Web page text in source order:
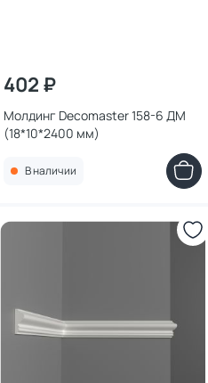
402 ₽
Молдинг Decomaster 158-6 ДМ
(18*10*2400 мм)
В наличии